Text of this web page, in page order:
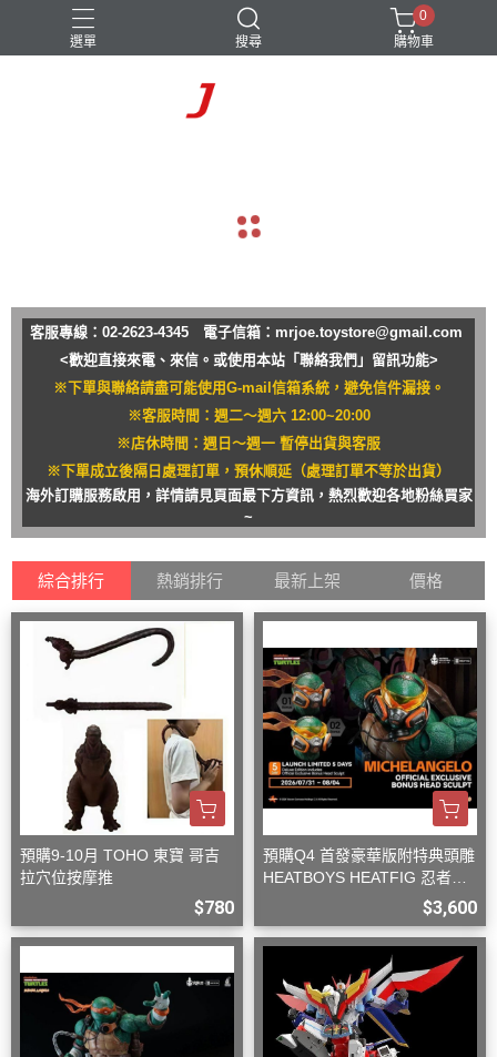
選單 搜尋
0
購物車
客服專線：02-2623-4345 電子信箱： mrjoe.toystore@gmail.com
<歡迎直接來電、來信。或使用本站「聯絡我們」留訊功能>
※下單與聯絡請盡可能使用G-mail信箱系統，避免信件漏接。
※客服時間：週二～週六 12:00~20:00
※店休時間：週日～週一 暫停出貨與客服
※下單成立後隔日處理訂單，預休順延（處理訂單不等於出貨）
海外訂購服務啟用，詳情請見頁面最下方資訊，熱烈歡迎各地粉絲買家
~
綜合排行 熱銷排行 最新上架 價格
預購9-10月 TOHO 東寶 哥吉
拉穴位按摩推
$780
預購Q4 首發豪華版附特典頭雕
HEATBOYS HEATFIG 忍者龜
$3,600